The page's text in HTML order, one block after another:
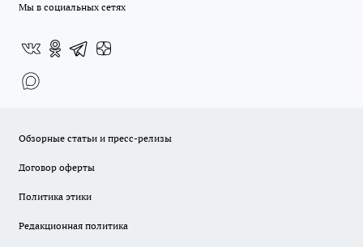
Мы в социальных сетях
Обзорные статьи и пресс-релизы
Договор оферты
Политика этики
Редакционная политика